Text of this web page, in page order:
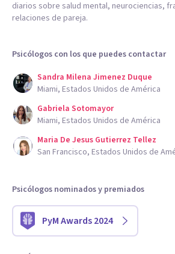
diarios sobre salud mental, neurociencias,
relaciones de pareja.
Psicólogos con los que puedes contactar
Sandra Milena Jimenez Duque
Miami, Estados Unidos de América
Gabriela Sotomayor
Miami, Estados Unidos de América
Maria De Jesus Gutierrez Tellez
San Francisco, Estados Unidos de
Psicólogos nominados y premiados
PyM Awards 2024